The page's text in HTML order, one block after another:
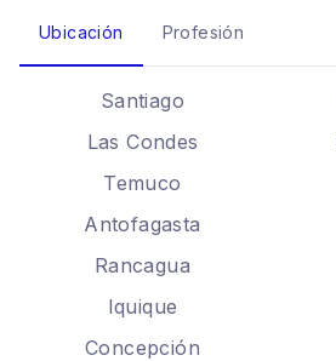
Ubicación Profesión
Santiago
Las Condes
Temuco
Antofagasta
Rancagua
Iquique
Concepción